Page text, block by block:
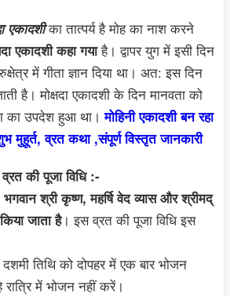
एकादशी का तात्पर्य है मोह का नाश करने
एकादशी कहा गयाहै। द्वापर युग में इसी दिन
में गीता ज्ञान दिया था। अत: इस दिन
है। मोक्षदा एकादशी के दिन मानवता को
का उपदेश हुआ था।मोहिनी एकादशी बन रहा
मुहूर्त, व्रत कथा ,संपूर्ण विस्तृत जानकारी
व्रत की पूजा विधि :-
भगवान श्री कृष्ण, महर्षि वेद व्यास और श्रीमद्
जाता है। इस व्रत की पूजा विधि इस
तिथि को दोपहर में एक बार भोजन
रात्रि में भोजन नहीं करें।